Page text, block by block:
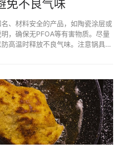
免不良气味
、材料安全的产品，如陶瓷涂层或
，确保无PFOA等有害物质。尽量
高温时释放不良气味。注意锅具的